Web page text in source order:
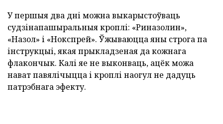
У першыя два дні можна выкарыстоўваць
судзінапашыральныя кроплі: «Риназолин»,
«Назол» і «Нокспрей». Ўжываюцца яны строга па
інструкцыі, якая прыкладзеная да кожнага
флакончык. Калі яе не выконваць, ацёк можа
нават павялічыцца і кроплі наогул не дадуць
патрэбнага эфекту.